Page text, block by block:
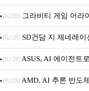
내 정식 출시
[02/28] 그라비티 게임 어라
던전 13’ 참가!
[02/28] SD건담 지 제네레
아의 용사’ 재개최 및 풍
[02/28] ASUS, AI 에이전트
[02/28] AMD, AI 추론 반도